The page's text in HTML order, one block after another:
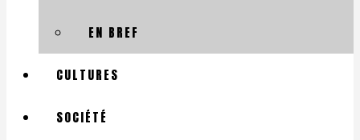
EN BREF
CULTURES
SOCIÉTÉ